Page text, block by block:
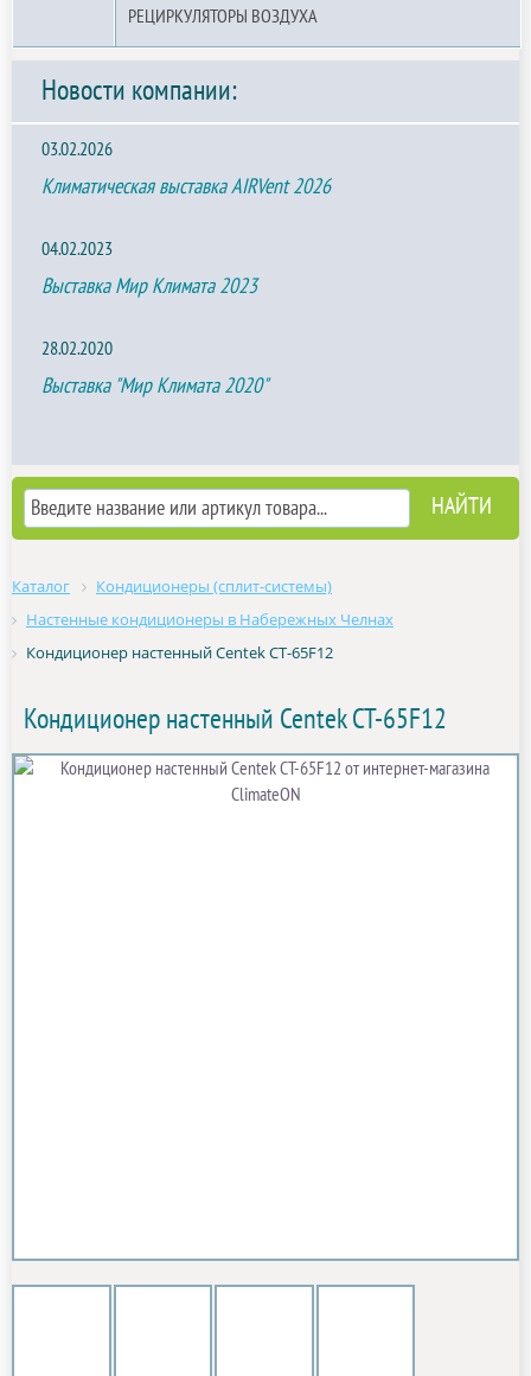
РЕЦИРКУЛЯТОРЫ ВОЗДУХА
Новости компании:
03.02.2026
Климатическая выставка AIRVent 2026
04.02.2023
Выставка Мир Климата 2023
28.02.2020
Выставка "Мир Климата 2020"
Каталог
Кондиционеры (сплит-системы)
Настенные кондиционеры в Набережных Челнах
Кондиционер настенный Centek CT-65F12
Кондиционер настенный Centek CT-65F12